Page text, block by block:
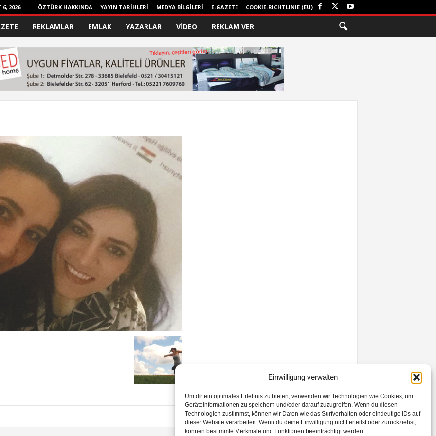
Einwilligung verwalten
Um dir ein optimales Erlebnis zu bieten, verwenden wir Technologien wie Cookies, um
Geräteinformationen zu speichern und/oder darauf zuzugreifen. Wenn du diesen
Technologien zustimmst, können wir Daten wie das Surfverhalten oder eindeutige IDs auf
dieser Website verarbeiten. Wenn du deine Einwilligung nicht erteilst oder zurückziehst,
können bestimmte Merkmale und Funktionen beeinträchtigt werden.
6, 2026 ÖZTÜRK HAKKINDA YAYIN TARİHLERİ MEDYA BİLGİLERİ E-GAZETE COOKIE-RICHTLINIE (EU)
REKLAMLAR EMLAK YAZARLAR VİDEO REKLAM VER
Kontakt Datenschutzerklärung Impressum